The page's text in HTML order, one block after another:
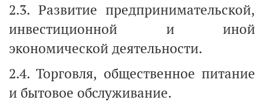
2.3. Развитие предпринимательской,
инвестиционной и иной
экономической деятельности.
2.4. Торговля, общественное питание
и бытовое обслуживание.